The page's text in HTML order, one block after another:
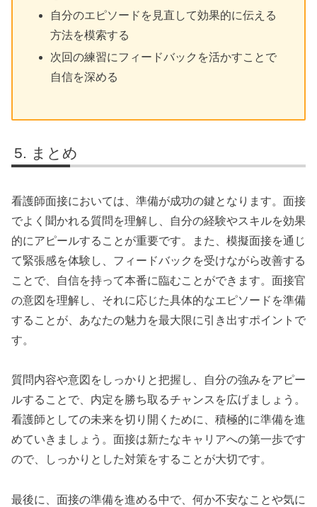
自分のエピソードを見直して効果的に伝える
方法を模索する
次回の練習にフィードバックを活かすことで
自信を深める
まとめ
看護師面接においては、準備が成功の鍵となります。面接
でよく聞かれる質問を理解し、自分の経験やスキルを効果
的にアピールすることが重要です。また、模擬面接を通じ
て緊張感を体験し、フィードバックを受けながら改善する
ことで、自信を持って本番に臨むことができます。面接官
の意図を理解し、それに応じた具体的なエピソードを準備
することが、あなたの魅力を最大限に引き出すポイントで
す。
質問内容や意図をしっかりと把握し、自分の強みをアピー
ルすることで、内定を勝ち取るチャンスを広げましょう。
看護師としての未来を切り開くために、積極的に準備を進
めていきましょう。面接は新たなキャリアへの第一歩です
ので、しっかりとした対策をすることが大切です。
最後に、面接の準備を進める中で、何か不安なことや気に